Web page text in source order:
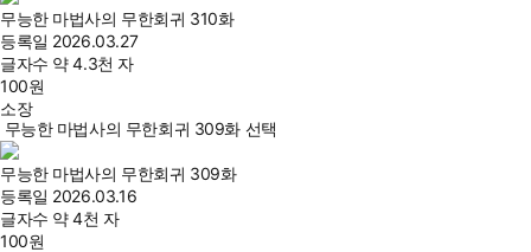
무능한 마법사의 무한회귀 310화
등록일 2026.03.27
글자수 약 4.3천 자
100원
소장
무능한 마법사의 무한회귀 309화 선택
무능한 마법사의 무한회귀 309화
등록일 2026.03.16
글자수 약 4천 자
100원